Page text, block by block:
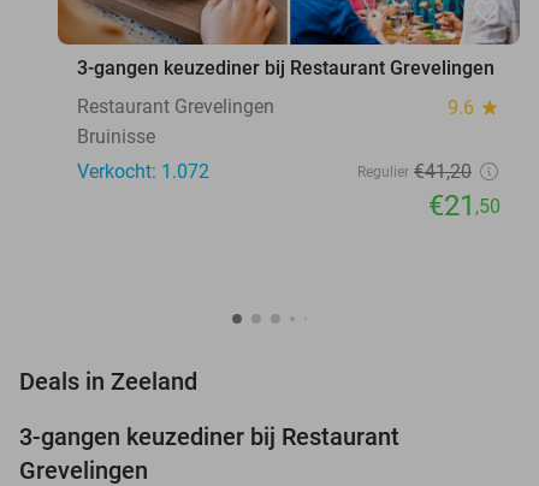
favorite_border
3-gangen keuzediner bij Restaurant Grevelingen
Restaurant Grevelingen
9.6 star
Bruinisse
Verkocht: 1.072
Regulier €41,20
€21 ,50
Deals in Zeeland
3-gangen keuzediner bij Restaurant
Grevelingen